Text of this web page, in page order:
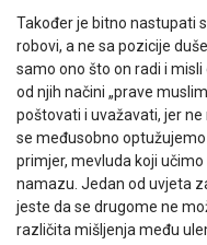
Također je bitno nastupati
robovi, a ne sa pozicije
samo ono što on radi i
od njih načini „prave
poštovati i uvažavati, jer
se međusobno
primjer, mevluda koji
namazu. Jedan od uvjeta
jeste da se drugome ne
različita mišljenja među